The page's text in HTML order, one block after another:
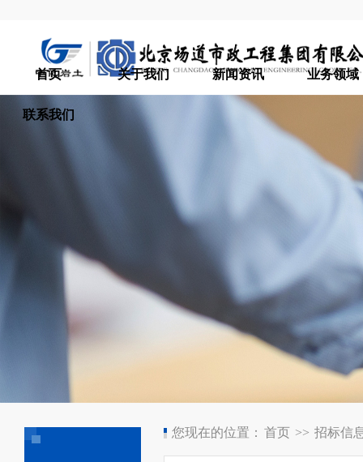
首页 关于我们 新闻资讯 业务领域
联系我们
您现在的位置： 首页 >> 招标信